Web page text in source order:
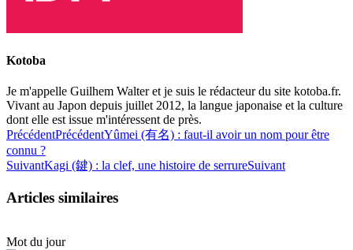
Kotoba
Je m'appelle Guilhem Walter et je suis le rédacteur du site kotoba.fr.
Vivant au Japon depuis juillet 2012, la langue japonaise et la culture
dont elle est issue m'intéressent de près.
PrécédentPrécédentYûmei (有名) : faut-il avoir un nom pour être
connu ?
SuivantKagi (鍵) : la clef, une histoire de serrureSuivant
Articles similaires
Mot du jour